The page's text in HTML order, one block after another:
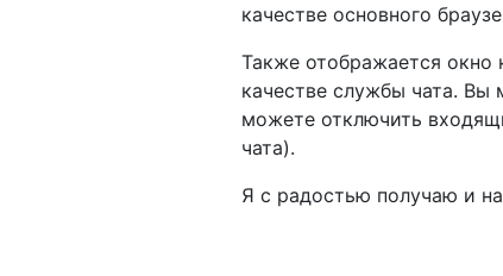
качестве основного
Также отображается окно
качестве службы чата. Вы
можете отключить
чата).
Я с радостью получаю и